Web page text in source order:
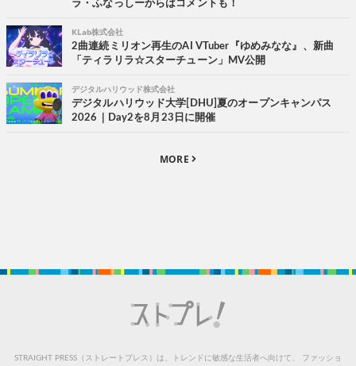
ラ・ふなっしーからはコメントも！
KLab株式会社
2曲連続ミリオン再生のAI VTuber『ゆめみなな』、新曲
「ティラリラ☆スターチューン」MV公開
デジタルハリウッド株式会社
デジタルハリウッド大学[DHU]夏のオープンキャンパス
2026｜Day2を8月23日に開催
MORE
STRAIGHT PRESS（ストレートプレス）は、トレンドに敏感な生活者へ向けて、 ファッショ